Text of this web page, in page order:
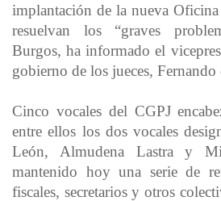
implantación de la nueva
resuelvan los “graves
Burgos, ha informado el
gobierno de los jueces, Fernando
Cinco vocales del CGPJ
entre ellos los dos vocales
León, Almudena Lastra y
mantenido hoy una serie de
fiscales, secretarios y otros